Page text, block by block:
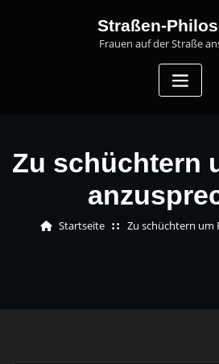
Straßen-
Frauen auf der Straße
Zu schüchtern
Startseite Zu schüchtern um